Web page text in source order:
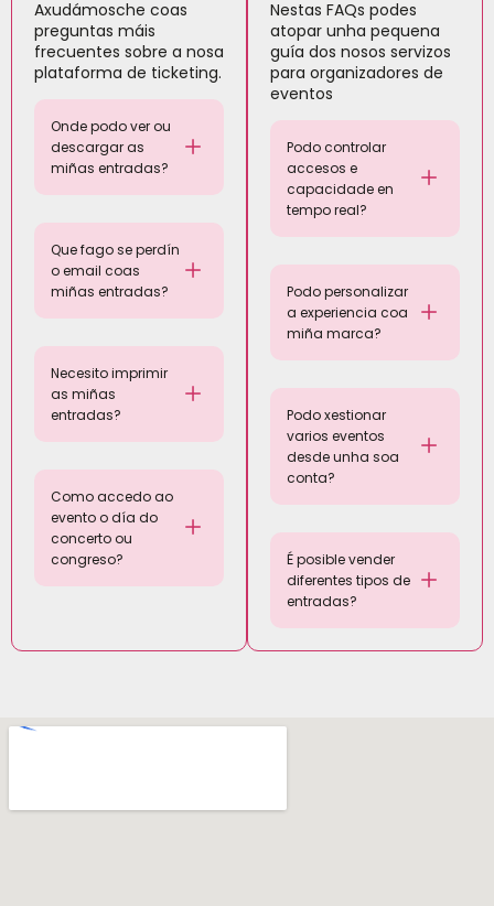
Axudámosche coas
preguntas máis
frecuentes sobre a nosa
plataforma de ticketing.
Onde podo ver ou
descargar as
miñas entradas?
Que fago se perdín
o email coas
miñas entradas?
Necesito imprimir
as miñas
entradas?
Como accedo ao
evento o día do
concerto ou
congreso?
Nestas FAQs podes
atopar unha pequena
guía dos nosos servizos
para organizadores de
eventos
Podo controlar
accesos e
capacidade en
tempo real?
Podo personalizar
a experiencia coa
miña marca?
Podo xestionar
varios eventos
desde unha soa
conta?
É posible vender
diferentes tipos de
entradas?